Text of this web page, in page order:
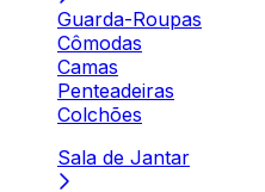
Guarda-Roupas
Cômodas
Camas
Penteadeiras
Colchões
Sala de Jantar